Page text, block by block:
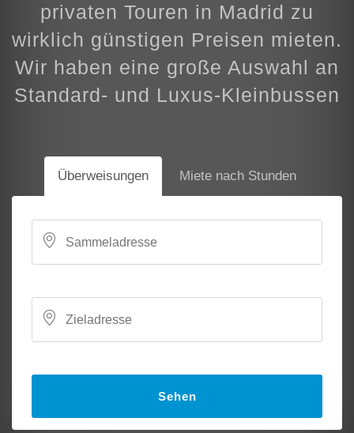
privaten Touren in Madrid zu
wirklich günstigen Preisen mieten.
Wir haben eine große Auswahl an
Standard- und Luxus-Kleinbussen
Überweisungen Miete nach Stunden
Sehen